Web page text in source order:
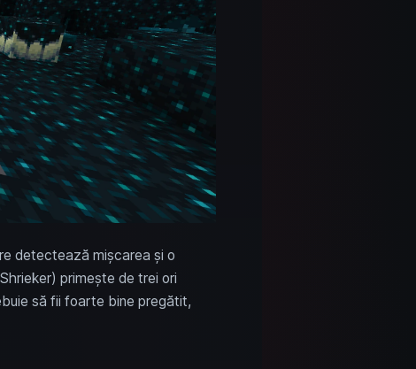
detectează mișcarea și o
primește de trei ori
să fii foarte bine pregătit,